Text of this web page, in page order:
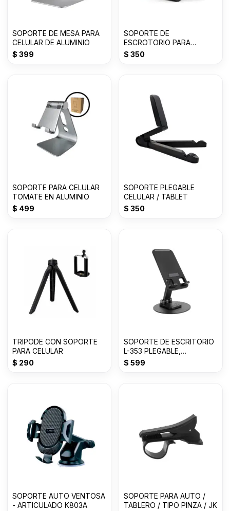
SOPORTE DE MESA PARA
CELULAR DE ALUMINIO
$ 399
SOPORTE DE
ESCROTORIO PARA
CELULAR DESKTOP STAND
$ 350
SOPORTE PARA CELULAR
TOMATE EN ALUMINIO
$ 499
SOPORTE PLEGABLE
CELULAR / TABLET
$ 350
TRIPODE CON SOPORTE
PARA CELULAR
$ 290
SOPORTE DE ESCRITORIO
L-353 PLEGABLE,
GIRATORIO
$ 599
SOPORTE AUTO VENTOSA
- ARTICULADO K803A
SOPORTE PARA AUTO /
TABLERO / TIPO PINZA / JK